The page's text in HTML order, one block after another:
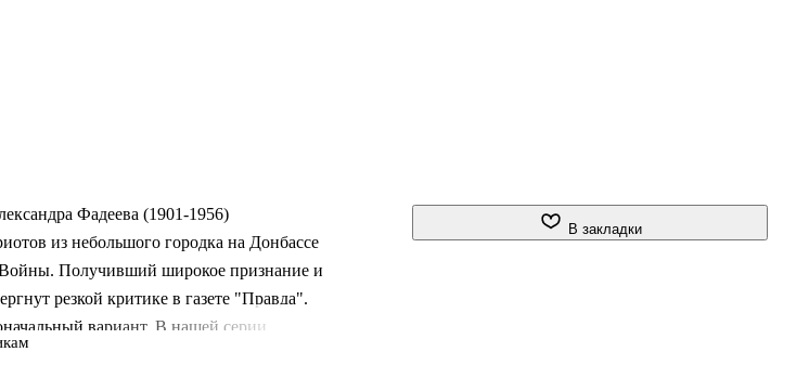
Фадеева (1901-1956)
из небольшого городка на Донбассе
Получивший широкое признание и
резкой критике в газете "Правда".
вариант. В нашей серии
версию "Молодой гвардии"… . .
В закладки